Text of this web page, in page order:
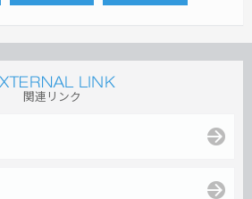
関連リンク